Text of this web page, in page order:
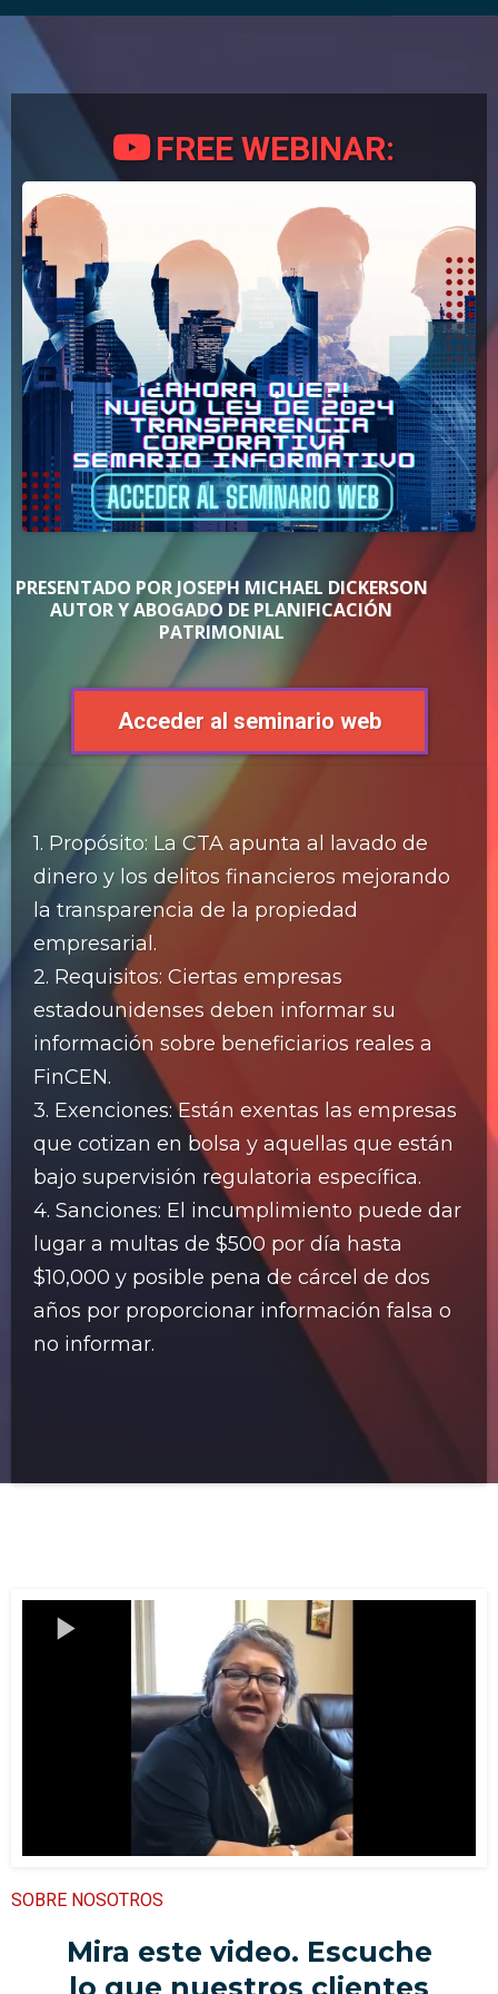
FREE WEBINAR:
PRESENTADO POR JOSEPH MICHAEL DICKERSON
AUTOR Y ABOGADO DE PLANIFICACIÓN
PATRIMONIAL
Acceder al seminario web
1. Propósito: La CTA apunta al lavado de
dinero y los delitos financieros mejorando
la transparencia de la propiedad
empresarial.
2. Requisitos: Ciertas empresas
estadounidenses deben informar su
información sobre beneficiarios reales a
FinCEN.
3. Exenciones: Están exentas las empresas
que cotizan en bolsa y aquellas que están
bajo supervisión regulatoria específica.
4. Sanciones: El incumplimiento puede dar
lugar a multas de $500 por día hasta
$10,000 y posible pena de cárcel de dos
años por proporcionar información falsa o
no informar.
SOBRE NOSOTROS
Mira este video. Escuche
lo que nuestros clientes